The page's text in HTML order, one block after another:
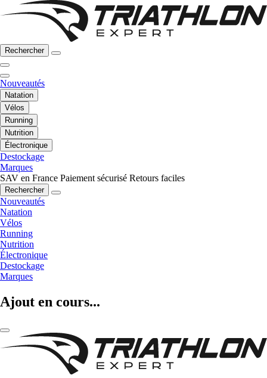
Rechercher
Nouveautés
Natation
Vélos
Running
Nutrition
Électronique
Destockage
Marques
SAV en France Paiement sécurisé Retours faciles
Rechercher
Nouveautés
Natation
Vélos
Running
Nutrition
Électronique
Destockage
Marques
Ajout en cours...